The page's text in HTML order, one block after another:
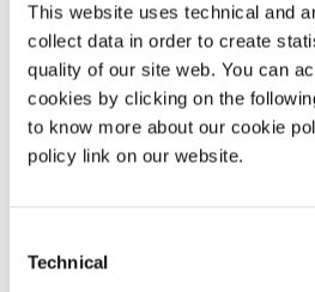
This website uses technical and
collect data in order to create
quality of our site web. You can
cookies by clicking on the
to know more about our cookie
policy link on our website.
Selection
Technical
Heeft u vragen over positietherapie?
tussen 8:30 en 17:00 bereiken via:
tijden alleen voor spoedgevallen.